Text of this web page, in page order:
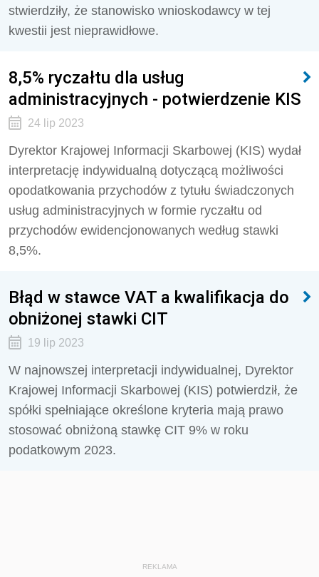
stwierdziły, że stanowisko wnioskodawcy w tej
kwestii jest nieprawidłowe.
8,5% ryczałtu dla usług
administracyjnych - potwierdzenie KIS
24 lip 2023
Dyrektor Krajowej Informacji Skarbowej (KIS) wydał
interpretację indywidualną dotyczącą możliwości
opodatkowania przychodów z tytułu świadczonych
usług administracyjnych w formie ryczałtu od
przychodów ewidencjonowanych według stawki
8,5%.
Błąd w stawce VAT a kwalifikacja do
obniżonej stawki CIT
19 lip 2023
W najnowszej interpretacji indywidualnej, Dyrektor
Krajowej Informacji Skarbowej (KIS) potwierdził, że
spółki spełniające określone kryteria mają prawo
stosować obniżoną stawkę CIT 9% w roku
podatkowym 2023.
REKLAMA